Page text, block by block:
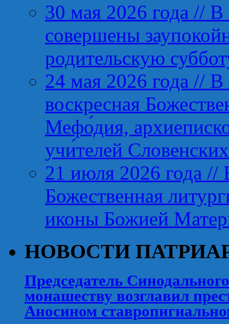
30 мая 2026 года // В
совершены
родительскую
24 мая 2026 года //
воскресная
Мефо́дия,
учи́телей Словенских
21 июля 2026 года //
Божественная
иконы Божией
НОВОСТИ
Председатель
монашеству возглавил
Аносином